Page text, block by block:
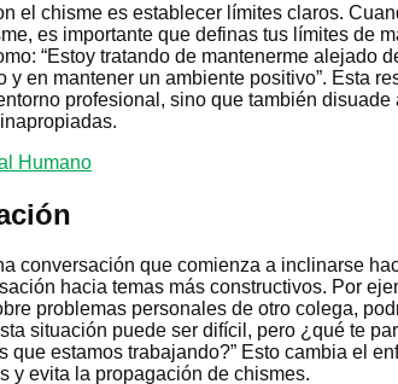
el chisme es establecer límites claros.
es importante que definas tus límites de
“Estoy tratando de mantenerme alejado
y en mantener un ambiente positivo”. Esta
profesional, sino que también disuade
conversación que comienza a inclinarse
hacia temas más constructivos. Por
problemas personales de otro colega,
situación puede ser difícil, pero ¿qué te
que estamos trabajando?” Esto cambia el
y evita la propagación de chismes.